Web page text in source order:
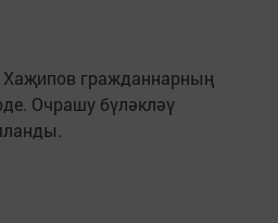
гражданнарның
Очрашу бүләкләү